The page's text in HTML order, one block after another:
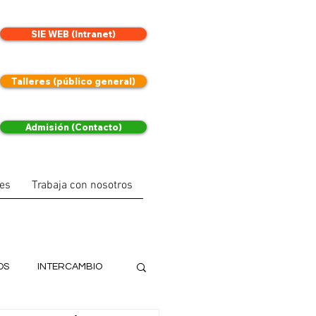
SIE WEB (Intranet)
Talleres (público general)
Admisión (Contacto)
Trabaja con nosotros
INTERCAMBIO